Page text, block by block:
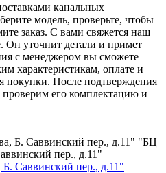
канальных
модель, проверьте, чтобы
заказ. С вами свяжется наш
Он уточнит детали и примет
с менеджером вы сможете
характеристикам, оплате и
покупки. После подтверждения
проверим его комплектацию и
"БЦ
пер., д.11"
Саввинский пер., д.11"